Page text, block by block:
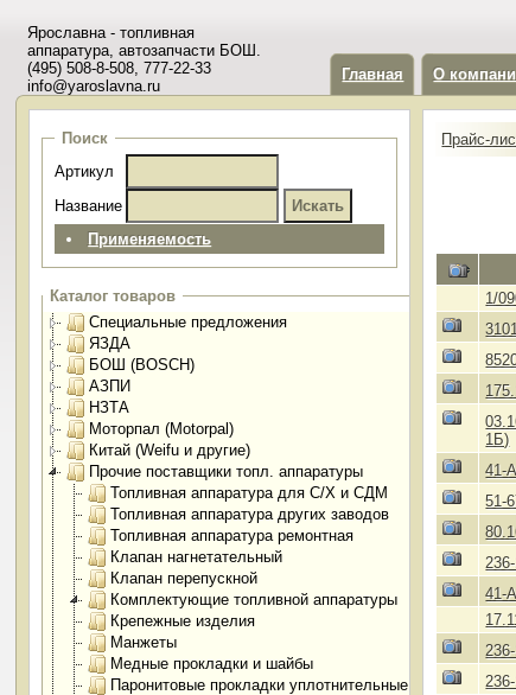
Ярославна - топливная
аппаратура, автозапчасти БОШ.
(495) 508-8-508, 777-22-33
info@yaroslavna.ru
Главная О
Поиск
Артикул
Название
Применяемость
Каталог товаров
Специальные предложения
ЯЗДА
БОШ (BOSCH)
АЗПИ
НЗТА
Моторпал (Motorpal)
Китай (Weifu и другие)
Прочие поставщики топл. аппаратуры
Топливная аппаратура для С/Х и СДМ
Топливная аппаратура других заводов
Топливная аппаратура ремонтная
Клапан нагнетательный
Клапан перепускной
Комплектующие топливной аппаратуры
Крепежные изделия
Манжеты
Медные прокладки и шайбы
Паронитовые прокладки уплотнительные
Прайс-
1/
1Б)
41-
51-
41-